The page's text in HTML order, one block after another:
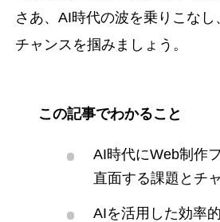
さあ、AI時代の波を乗りこな
チャンスを掴みましょう。
この記事でわかること
AI時代にWeb制作
直面する課題とチ
AIを活用した効率